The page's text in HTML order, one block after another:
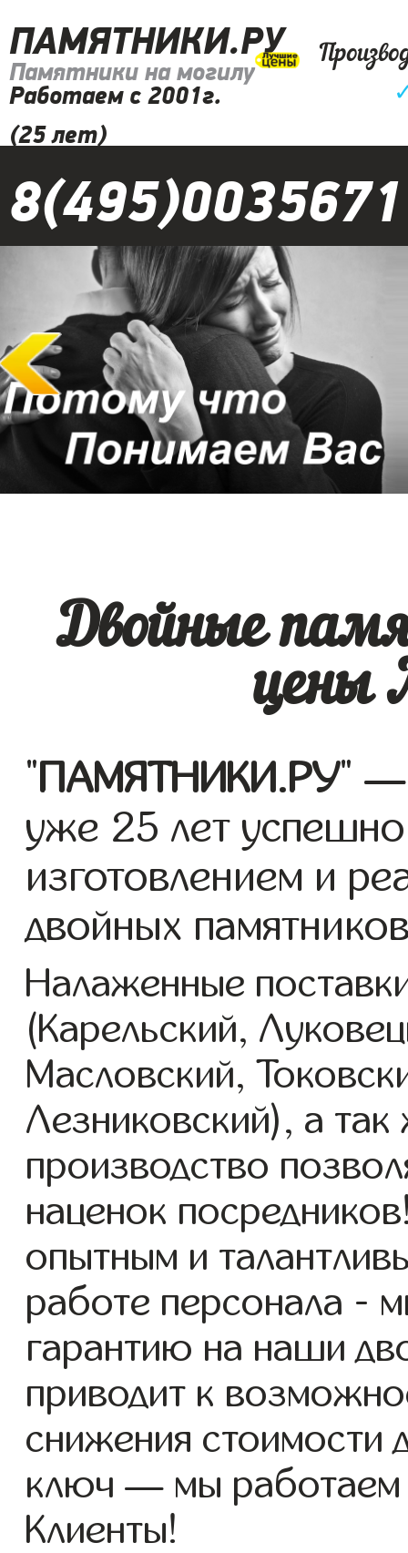
ПАМЯТНИКИ.РУ
Памятники на могилу
Работаем с 2001г.
(25 лет)
8(495)0035671
Двойные
цены
"ПАМЯТНИКИ.РУ" —
уже 25 лет
изготовлением и
двойных
Налаженные
(Карельский,
Масловский,
Лезниковский), а
производство
наценок
опытным и
работе персонала -
гарантию на наши
приводит к
снижения стоимости
ключ — мы
Клиенты!